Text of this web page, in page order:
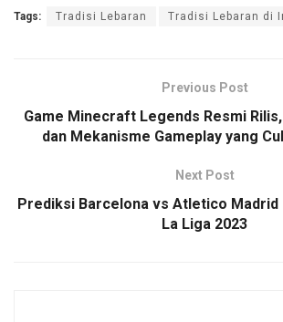
Tags: Tradisi Lebaran Tradisi Lebaran di
Previous Post
Game Minecraft Legends Resmi
dan Mekanisme Gameplay yang
Next Post
Prediksi Barcelona vs Atletico Madrid
La Liga 2023